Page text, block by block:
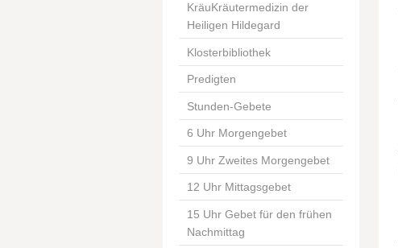
KräuKräutermedizin der
Heiligen Hildegard
Klosterbibliothek
Predigten
Stunden-Gebete
6 Uhr Morgengebet
9 Uhr Zweites Morgengebet
12 Uhr Mittagsgebet
15 Uhr Gebet für den frühen
Nachmittag